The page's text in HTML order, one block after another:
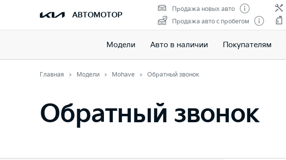
АВТОМОТОР
Продажа новых авто
Продажа авто с пробегом
Модели Авто в наличии Покупателям
Главная Модели Mohave Обратный звонок
Обратный звонок